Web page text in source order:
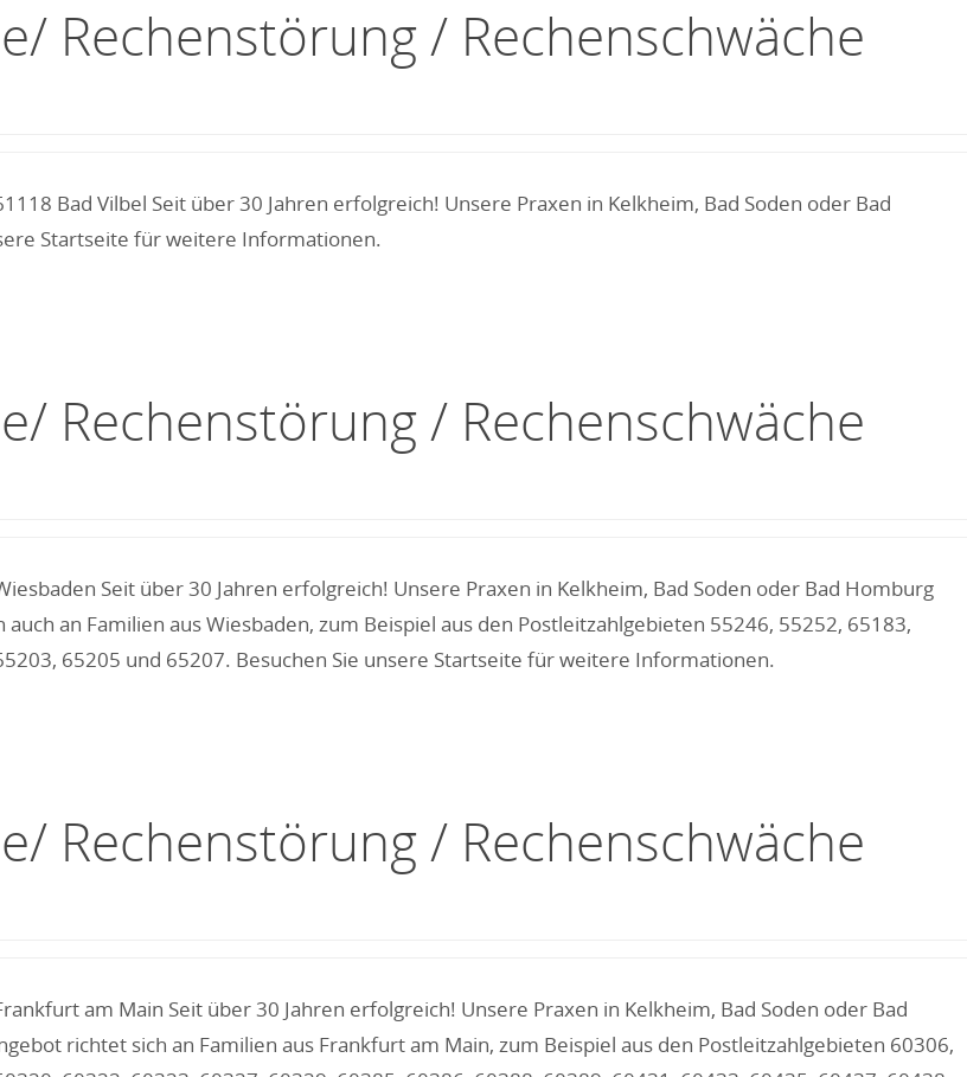
Rechenstörung / Rechenschwäche
Bad Vilbel Seit über 30 Jahren erfolgreich! Unsere Praxen in Kelkheim, Bad Soden oder Bad
Startseite für weitere Informationen.
Rechenstörung / Rechenschwäche
Seit über 30 Jahren erfolgreich! Unsere Praxen in Kelkheim, Bad Soden oder Bad Homburg
an Familien aus Wiesbaden, zum Beispiel aus den Postleitzahlgebieten 55246, 55252, 65183,
65205 und 65207. Besuchen Sie unsere Startseite für weitere Informationen.
Rechenstörung / Rechenschwäche
am Main Seit über 30 Jahren erfolgreich! Unsere Praxen in Kelkheim, Bad Soden oder Bad
richtet sich an Familien aus Frankfurt am Main, zum Beispiel aus den Postleitzahlgebieten 60306,